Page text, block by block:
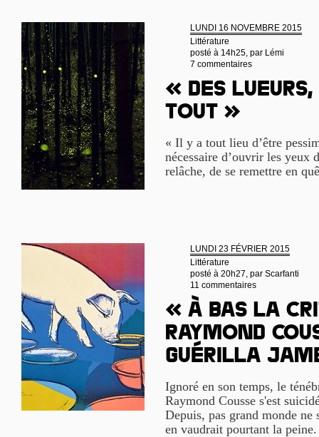
LUNDI 16 NOVEMBRE 2015
Littérature
posté à 14h25, par Lémi
7 commentaires
« Des
tout »
« Il y a tout lieu d’être
nécessaire d’ouvrir les yeux
relâche, de se remettre en
LUNDI 23 FÉVRIER 2015
Littérature
posté à 20h27, par Scarfanti
11 commentaires
« À bas la
Raymond
guérilla
Ignoré en son temps, le
Raymond Cousse s'est
Depuis, pas grand monde
en vaudrait pourtant la